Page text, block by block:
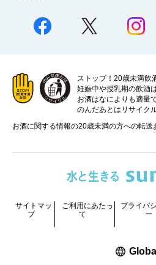
ストップ！20歳未満飲
妊娠中や授乳期の飲酒
お酒はなによりも適量で
のんだあとはリサイクル
お酒に関する情報の20歳未満の方への転送
サイトマッ
プ
ご利用にあたっ
て
プライバ
ー
Global